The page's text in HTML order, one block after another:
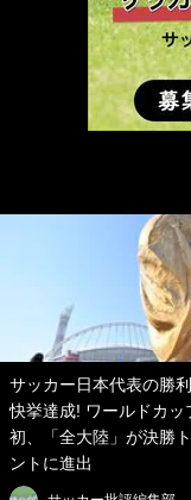
サッカー日本代表の勝
快挙達成! ワールドカッ
初、「全大陸」が決勝
ントに進出